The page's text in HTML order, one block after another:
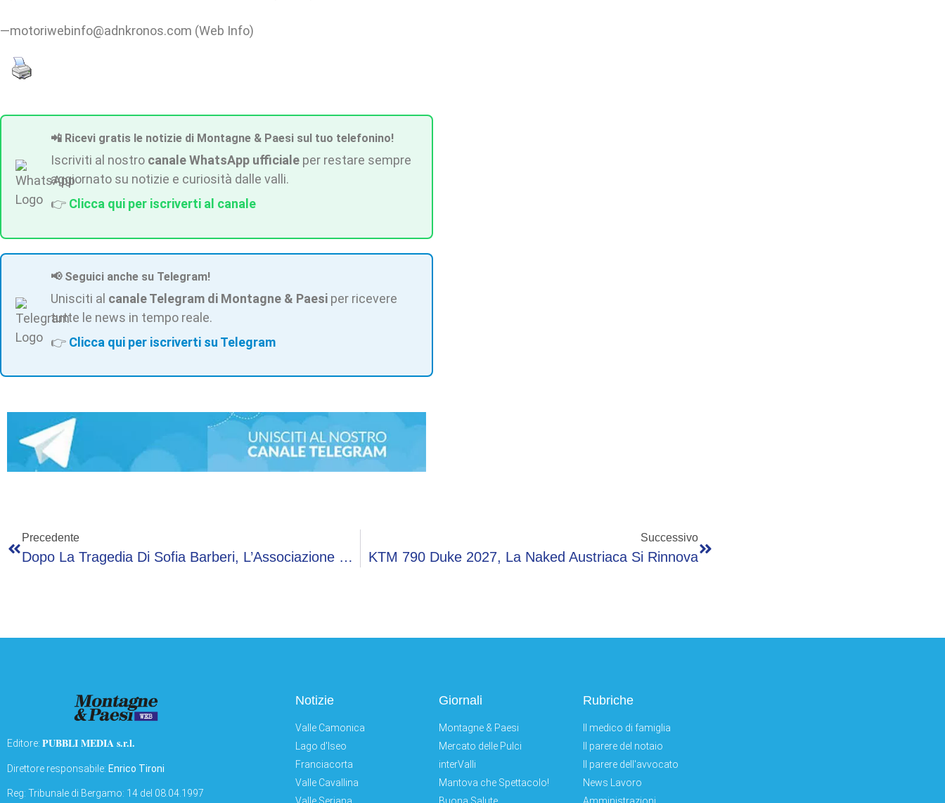
—motoriwebinfo@adnkronos.com (Web Info)
📲 Ricevi gratis le notizie di Montagne & Paesi sul tuo telefonino!
Iscriviti al nostro canale WhatsApp ufficiale per restare sempre
aggiornato su notizie e curiosità dalle valli.
👉 Clicca qui per iscriverti al canale
📢 Seguici anche su Telegram!
Unisciti al canale Telegram di Montagne & Paesi per ricevere
tutte le news in tempo reale.
👉 Clicca qui per iscriverti su Telegram
Precedente
Dopo La Tragedia Di Sofia Barberi, L’Associazione Borgogni Querela L’autore Del Video
Successivo
KTM 790 Duke 2027, La Naked Austriaca Si Rinnova
Editore: PUBBLI MEDIA s.r.l.
Direttore responsabile: Enrico Tironi
Reg: Tribunale di Bergamo: 14 del 08.04.1997
Notizie
Valle Camonica
Lago d'Iseo
Franciacorta
Valle Cavallina
Giornali
Montagne & Paesi
Mercato delle Pulci
interValli
Mantova che Spettacolo!
Rubriche
Il medico di famiglia
Il parere del notaio
Il parere dell'avvocato
News Lavoro